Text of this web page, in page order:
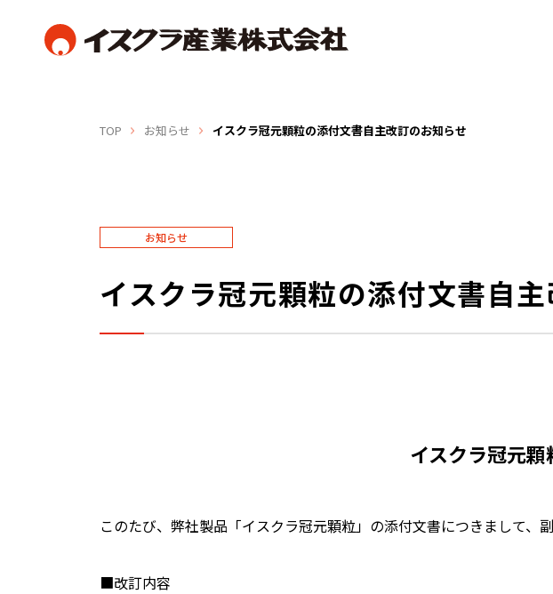
TOP お知らせ イスクラ冠元顆粒の添付文書自主改訂のお知らせ
お知らせ
イスクラ冠元顆粒の添付文書自
イスクラ冠元
このたび、弊社製品「イスクラ冠元顆粒」の添付文書につきまして、
■改訂内容